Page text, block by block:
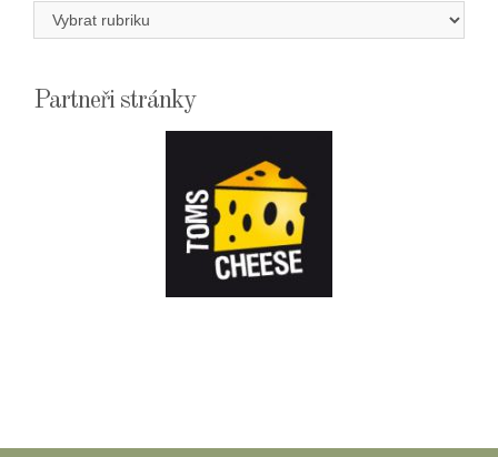
Rubriky
Partneři stránky